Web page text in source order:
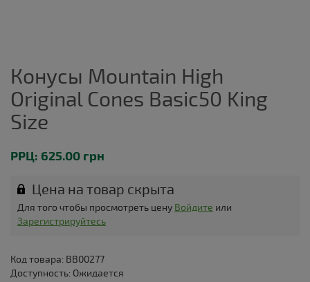
Конусы Mountain High
Original Cones Basic50 King
Size
РРЦ: 625.00 грн
Цена на товар скрыта
Для того чтобы просмотреть цену Войдите или
Зарегистрируйтесь
Код товара: BB00277
Доступность: Ожидается